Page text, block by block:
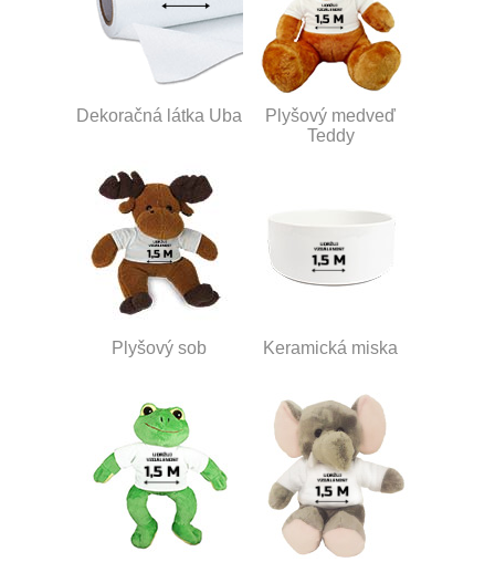
Dekoračná látka Uba
Plyšový medveď
Teddy
Plyšový sob Keramická miska